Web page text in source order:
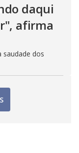
daqui
afirma
saudade dos